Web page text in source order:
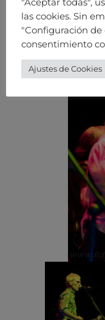
las cookies. Sin
"Configuración de
consentimiento
Ajustes de Cookies